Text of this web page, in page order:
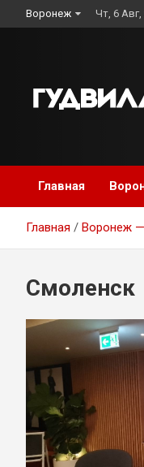
to
Воронеж Чт, 6 Авг,
Главная
Главная Воронеж
Смоленск